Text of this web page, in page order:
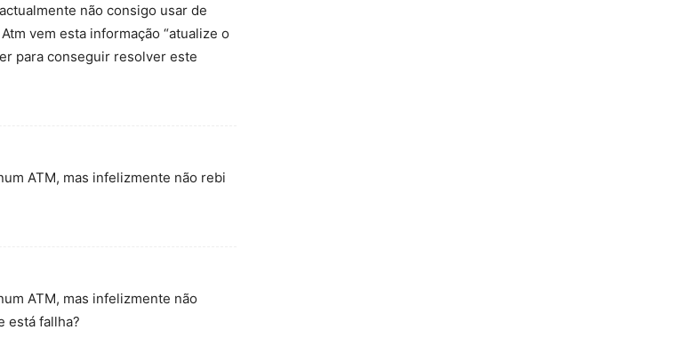
não consigo usar de
vem esta informação “atualize o
para conseguir resolver este
ATM, mas infelizmente não rebi
ATM, mas infelizmente não
está fallha?